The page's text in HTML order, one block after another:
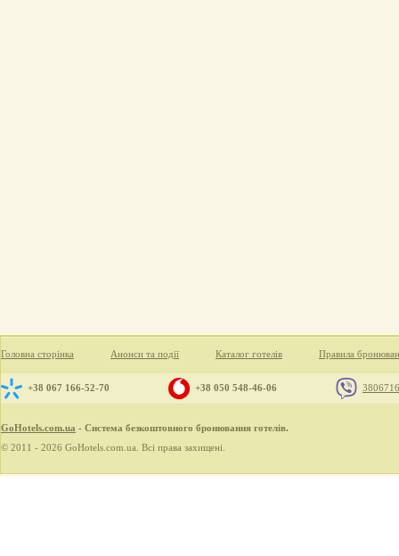
Головна сторінка Анонси та події Каталог готелів Правила
+38 067 166-52-70 +38 050 548-46-06
GoHotels.com.ua - Система безкоштовного бронювання готелів.
© 2011 - 2026 GoHotels.com.ua. Всі права захищені.